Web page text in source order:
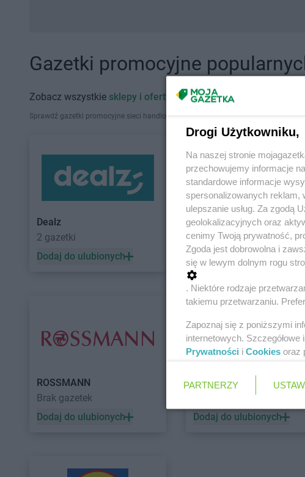
Gazetki promocyjne
Zobacz wszystkie sklepy i oferty promocyjne
Sprawdź gazetki promocyjne sieci handlowych, które działają w Polsce.
Dealz
2 gazetki
Dodaj do ulubionych
POLOmarket
11 gazetek
Dodaj do ulubionych
ROSSMANN
Brak gazetek
Dodaj do ulubionych
Auchan
Dodaj do ulubionych
Drogi Użytkowniku,
Na naszej stronie
przechowujemy informacje
standardowe informacje
spersonalizowanych reklam,
ulepszanie usług. Za zgodą
geolokalizacyjnych oraz
cenimy Twoją prywatność,
Zgoda jest dobrowolna i
się w lewym dolnym rogu
. Niektóre rodzaje
takiemu przetwarzaniu.
Zapoznaj się z poniższymi
internetowych.
Prywatności i Cookies oraz
PARTNERZY